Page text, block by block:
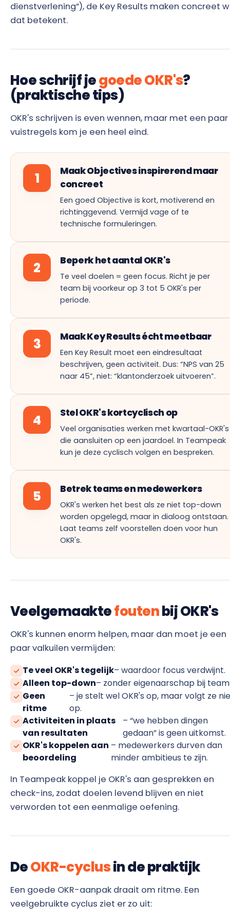
dienstverlening”), de Key Results maken concreet
dat betekent.
Hoe schrijf jegoede OKR's?
(praktische tips)
OKR's schrijven is even wennen, maar met een paar
vuistregels kom je een heel eind.
1
Maak Objectives inspirerend maar
concreet
Een goed Objective is kort, motiverend en
richtinggevend. Vermijd vage of te
technische formuleringen.
2 Beperk het aantal OKR's
Te veel doelen = geen focus. Richt je per
team bij voorkeur op 3 tot 5 OKR's per
periode.
3 Maak Key Results écht meetbaar
Een Key Result moet een eindresultaat
beschrijven, geen activiteit. Dus: “NPS van 25
naar 45”, niet: “klantonderzoek uitvoeren”.
4 Stel OKR's kortcyclisch op
Veel organisaties werken met kwartaal-OKR's
die aansluiten op een jaardoel. In Teampeak
kun je deze cyclisch volgen en bespreken.
5 Betrek teams en medewerkers
OKR's werken het best als ze niet top-down
worden opgelegd, maar in dialoog ontstaan.
Laat teams zelf voorstellen doen voor hun
OKR's.
Veelgemaaktefoutenbij OKR's
OKR's kunnen enorm helpen, maar dan moet je een
paar valkuilen vermijden:
Te veel OKR's tegelijk– waardoor focus verdwijnt.
Alleen top-down– zonder eigenaarschap bij
Geen
ritme
– je stelt wel OKR's op, maar volgt ze
op.
Activiteiten in plaats
van resultaten
– “we hebben dingen
gedaan” is geen uitkomst.
OKR's koppelen aan
beoordeling
– medewerkers durven dan
minder ambitieus te zijn.
In Teampeak koppel je OKR's aan gesprekken en
check-ins, zodat doelen levend blijven en niet
verworden tot een eenmalige oefening.
DeOKR-cyclusin de praktijk
Een goede OKR-aanpak draait om ritme. Een
veelgebruikte cyclus ziet er zo uit: